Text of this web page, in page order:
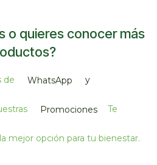
o quieres conocer más
de WhatsApp y
Promociones Te
mejor opción para tu bienestar.